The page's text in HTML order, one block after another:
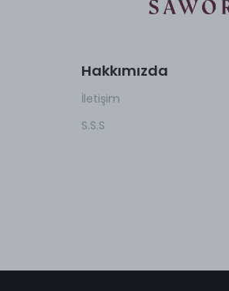
Hakkımızda
İletişim
S.S.S